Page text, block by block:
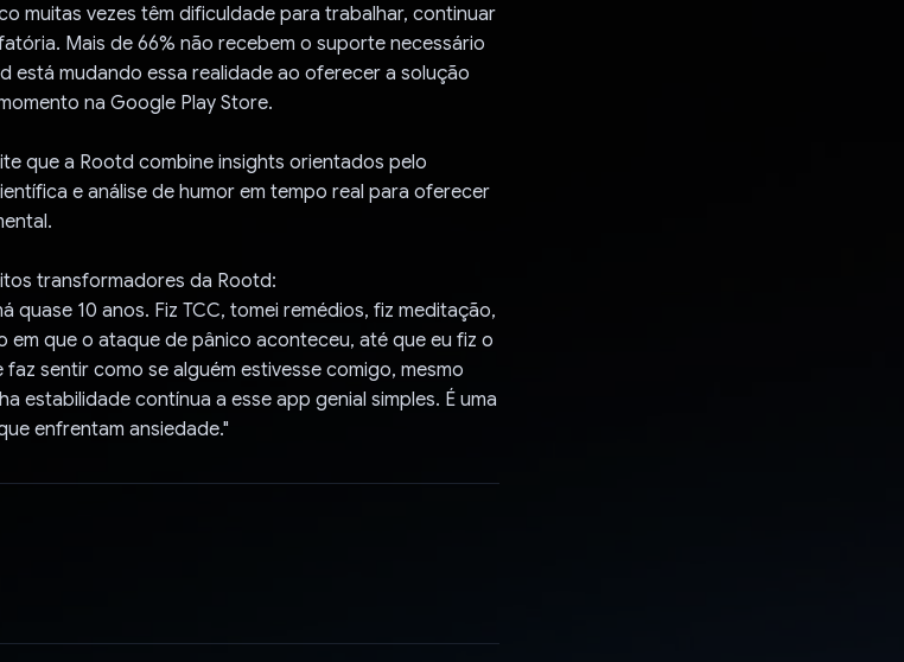
muitas vezes têm dificuldade para trabalhar, continuar
Mais de 66% não recebem o suporte necessário
está mudando essa realidade ao oferecer a solução
na Google Play Store.
que a Rootd combine insights orientados pelo
e análise de humor em tempo real para oferecer
transformadores da Rootd:
quase 10 anos. Fiz TCC, tomei remédios, fiz meditação,
em que o ataque de pânico aconteceu, até que eu fiz o
sentir como se alguém estivesse comigo, mesmo
estabilidade contínua a esse app genial simples. É uma
enfrentam ansiedade."